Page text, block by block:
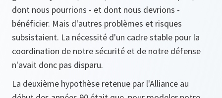
dont nous pourrions - et dont nous devrions -
bénéficier. Mais d'autres problèmes et risques
subsistaient. La nécessité d'un cadre stable pour la
coordination de notre sécurité et de notre défense
n'avait donc pas disparu.
La deuxième hypothèse retenue par l'Alliance au